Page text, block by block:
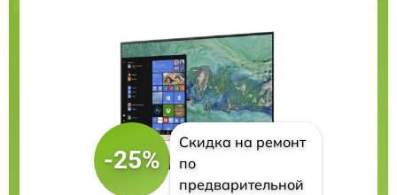
-25%
Скидка на ремонт
по
предварительной